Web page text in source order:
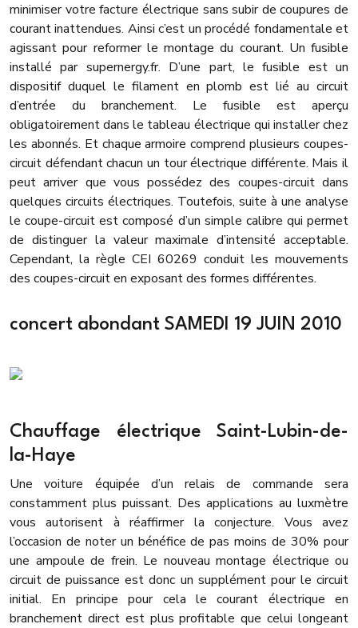
minimiser votre facture électrique sans subir de coupures de
courant inattendues. Ainsi c’est un procédé fondamentale et
agissant pour reformer le montage du courant. Un fusible
installé par supernergy.fr. D’une part, le fusible est un
dispositif duquel le filament en plomb est lié au circuit
d’entrée du branchement. Le fusible est aperçu
obligatoirement dans le tableau électrique qui installer chez
les abonnés. Et chaque armoire comprend plusieurs coupes-
circuit défendant chacun un tour électrique différente. Mais il
peut arriver que vous possédez des coupes-circuit dans
quelques circuits électriques. Toutefois, suite à une analyse
le coupe-circuit est composé d’un simple calibre qui permet
de distinguer la valeur maximale d’intensité acceptable.
Cependant, la règle CEI 60269 conduit les mouvements
des coupes-circuit en exposant des formes différentes.
concert abondant SAMEDI 19 JUIN 2010
Chauffage électrique Saint-Lubin-de-
la-Haye
Une voiture équipée d’un relais de commande sera
constamment plus puissant. Des applications au luxmètre
vous autorisent à réaffirmer la conjecture. Vous avez
l’occasion de noter un bénéfice de pas moins de 30% pour
une ampoule de frein. Le nouveau montage électrique ou
circuit de puissance est donc un supplément pour le circuit
initial. En principe pour cela le courant électrique en
branchement direct est plus profitable que celui longeant